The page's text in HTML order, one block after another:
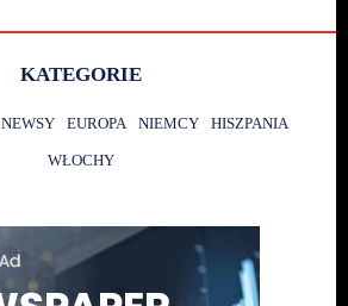
KATEGORIE
NEWSY EUROPA NIEMCY HISZPANIA
WŁOCHY